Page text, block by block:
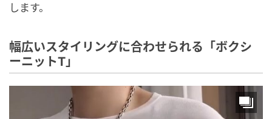
します。
幅広いスタイリングに合わせられる「ボクシ
ーニットT」